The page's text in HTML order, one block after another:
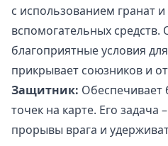
с использованием гранат и
вспомогательных средств.
благоприятные условия
прикрывает союзников и
Защитник: Обеспечивает
точек на карте. Его задача
прорывы врага и